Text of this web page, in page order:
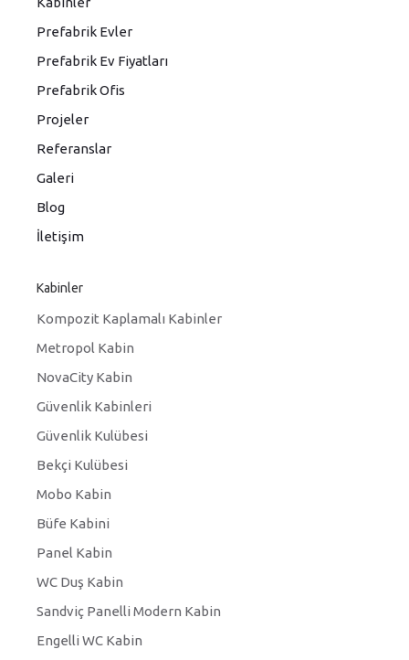
Prefabrik Evler
Prefabrik Ev Fiyatları
Prefabrik Ofis
Projeler
Referanslar
Galeri
Blog
İletişim
Kabinler
Kompozit Kaplamalı Kabinler
Metropol Kabin
NovaCity Kabin
Güvenlik Kabinleri
Güvenlik Kulübesi
Bekçi Kulübesi
Mobo Kabin
Büfe Kabini
Panel Kabin
WC Duş Kabin
Sandviç Panelli Modern Kabin
Engelli WC Kabin